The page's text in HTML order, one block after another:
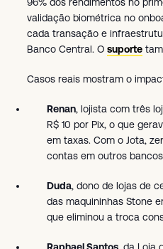
96% dos rendimentos no
validação biométrica no
cada transação e
Banco Central. O suporte
Casos reais mostram o
Renan, lojista com três
R$ 10 por Pix, o que
em taxas. Com o Jota,
contas em outros
Duda, dono de lojas de
das maquininhas Stone
que eliminou a troca